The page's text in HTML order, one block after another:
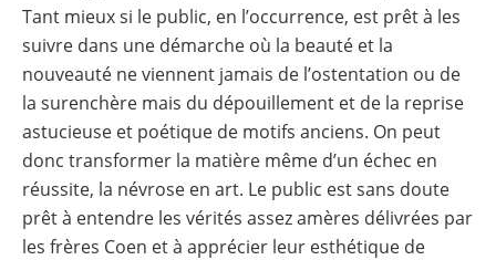
Tant mieux si le public, en l’occurrence, est prêt à les
suivre dans une démarche où la beauté et la
nouveauté ne viennent jamais de l’ostentation ou de
la surenchère mais du dépouillement et de la reprise
astucieuse et poétique de motifs anciens. On peut
donc transformer la matière même d’un échec en
réussite, la névrose en art. Le public est sans doute
prêt à entendre les vérités assez amères délivrées par
les frères Coen et à apprécier leur esthétique de